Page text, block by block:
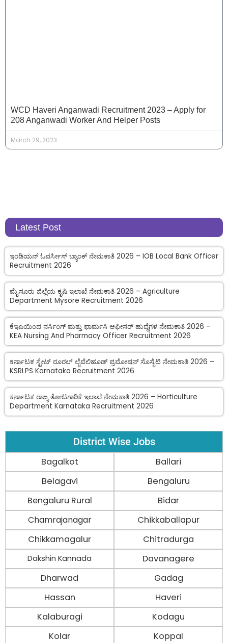
WCD Haveri Anganwadi Recruitment 2023 – Apply for
208 Anganwadi Worker And Helper Posts
March 29, 2023
Latest Post
ಇಂಡಿಯನ್ ಓವರ್ಸೀಸ್ ಬ್ಯಾಂಕ್ ನೇಮಕಾತಿ 2026 – IOB Local Bank Officer
Recruitment 2026
ಮೈಸೂರು ಜಿಲ್ಲೆಯ ಕೃಷಿ ಇಲಾಖೆ ನೇಮಕಾತಿ 2026 – Agriculture
Department Mysore Recruitment 2026
ಕೆಇಎಯಿಂದ ನರ್ಸಿಂಗ್ ಮತ್ತು ಫಾರ್ಮಸಿ ಆಫೀಸರ್ ಹುದ್ದೆಗಳ ನೇಮಕಾತಿ 2026 –
KEA Nursing And Pharmacy Officer Recruitment 2026
ಕರ್ನಾಟಕ ಸ್ಟೇಟ್ ರೂರಲ್ ಲೈವೆಲಿಹೂಡ್ ಪ್ರಮೋಷನ್ ಸೊಸೈಟಿ ನೇಮಕಾತಿ 2026 –
KSRLPS Karnataka Recruitment 2026
ಕರ್ನಾಟಕ ರಾಜ್ಯ ತೋಟಗಾರಿಕೆ ಇಲಾಖೆ ನೇಮಕಾತಿ 2026 – Horticulture
Department Karnataka Recruitment 2026
District Wise Jobs
Bagalkot
Ballari
Belagavi
Bengaluru
Bengaluru Rural
Bidar
Chamrajanagar
Chikkaballapur
Chikkamagalur
Chitradurga
Dakshin Kannada
Davanagere
Dharwad
Gadag
Hassan
Haveri
Kalaburagi
Kodagu
Kolar
Koppal